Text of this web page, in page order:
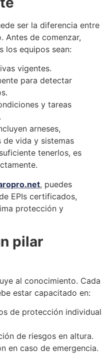
ser la diferencia entre
Antes de comenzar,
los equipos sean:
vigentes.
para detectar
y tareas
arneses,
de vida y sistemas
tenerlos, es
, puedes
EPIs certificados,
protección y
pilar
al conocimiento. Cada
estar capacitado en:
de protección individual
de riesgos en altura.
en caso de emergencia.